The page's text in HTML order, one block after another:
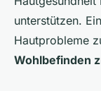
unterstützen.
Hautprobleme
Wohlbefinden